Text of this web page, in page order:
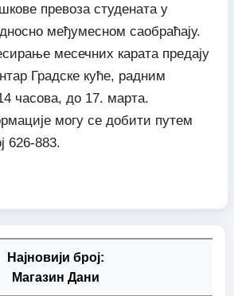
превоза студената у
међумесном саобраћају.
месечних карата предају
Градске куће, радним
часова, до 17. марта.
могу се добити путем
626-883.
Најновији број:
Магазин Дани